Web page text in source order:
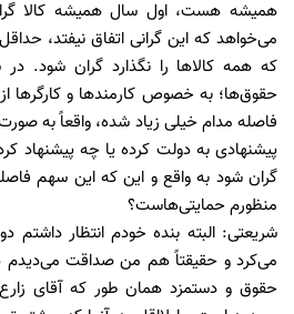
همیشه هست، اول سال همیشه کالا
می‌خواهد که این گرانی اتفاق نیفتد،
که همه کالا‌ها را نگذارد گران شود.
حقوق‌ها؛ به خصوص کارمند‌ها و کارگر‌ها
فاصله مدام خیلی زیاد شده، واقعاً به
پیشنهادی به دولت کرده یا چه پیشنهاد
گران شود به واقع و این که این سهم
منظورم حمایتی‌هاست؟
شریعتی: البته بنده خودم انتظار داشتم
می‌کرد و حقیقتاً هم من صداقت می‌دیدم
حقوق و دستمزد همان طور که آقای زارع